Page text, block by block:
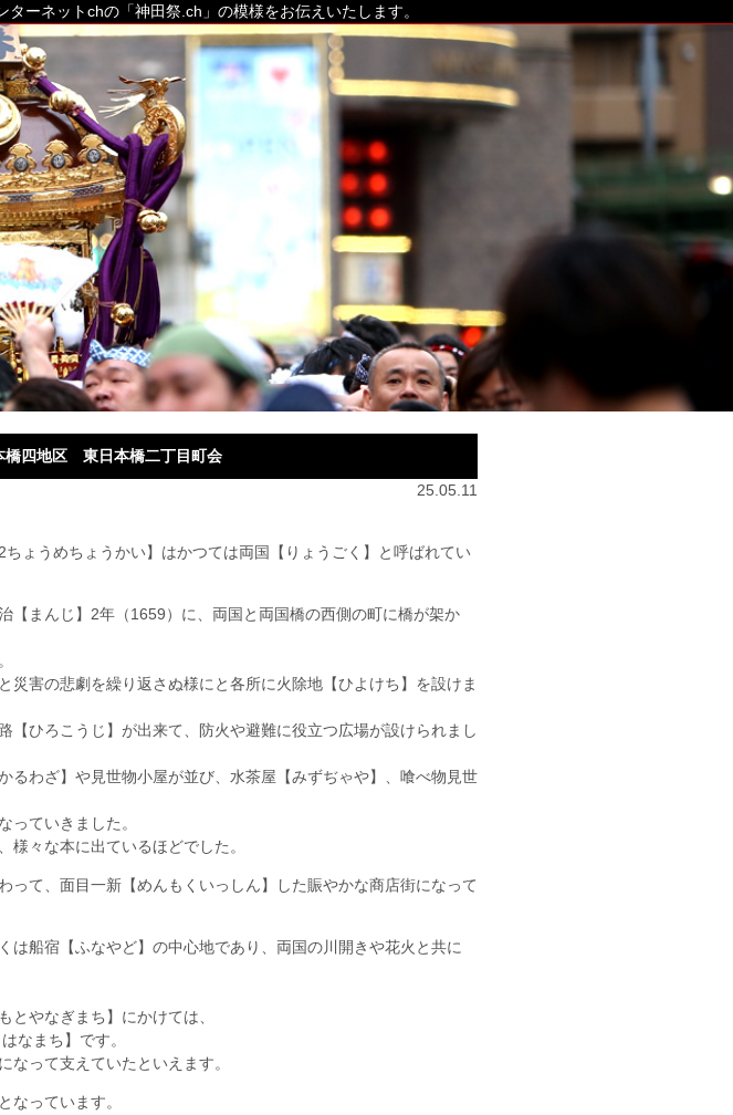
ーネットchの「神田祭.ch」の模様をお伝えいたします。
橋四地区 東日本橋二丁目町会
25.05.11
ょうめちょうかい】はかつては両国【りょうごく】と呼ばれてい
【まんじ】2年（1659）に、両国と両国橋の西側の町に橋が架か
災害の悲劇を繰り返さぬ様にと各所に火除地【ひよけち】を設けま
【ひろこうじ】が出来て、防火や避難に役立つ広場が設けられまし
るわざ】や見世物小屋が並び、水茶屋【みずぢゃや】、喰べ物見世
っていきました。
様々な本に出ているほどでした。
って、面目一新【めんもくいっしん】した賑やかな商店街になって
は船宿【ふなやど】の中心地であり、両国の川開きや花火と共に
とやなぎまち】にかけては、
なまち】です。
なって支えていたといえます。
なっています。